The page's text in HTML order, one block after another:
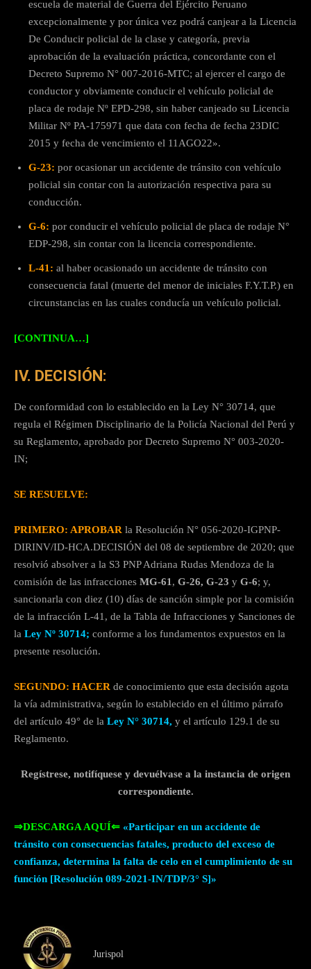
escuela de material de Guerra del Ejército Peruano
excepcionalmente y por única vez podrá canjear a la Licencia
De Conducir policial de la clase y categoría, previa
aprobación de la evaluación práctica, concordante con el
Decreto Supremo N° 007-2016-MTC; al ejercer el cargo de
conductor y obviamente conducir el vehículo policial de
placa de rodaje Nº EPD-298, sin haber canjeado su Licencia
Militar Nº PA-175971 que data con fecha de fecha 23DIC
2015 y fecha de vencimiento el 11AGO22».
G-23: por ocasionar un accidente de tránsito con vehículo
policial sin contar con la autorización respectiva para su
conducción.
G-6: por conducir el vehículo policial de placa de rodaje N°
EDP-298, sin contar con la licencia correspondiente.
L-41: al haber ocasionado un accidente de tránsito con
consecuencia fatal (muerte del menor de iniciales F.Y.T.P.) en
circunstancias en las cuales conducía un vehículo policial.
[CONTINUA…]
IV. DECISIÓN:
De conformidad con lo establecido en la Ley N° 30714, que
regula el Régimen Disciplinario de la Policía Nacional del Perú y
su Reglamento, aprobado por Decreto Supremo N° 003-2020-
IN;
SE RESUELVE:
PRIMERO: APROBAR la Resolución N° 056-2020-IGPNP-
DIRINV/ID-HCA.DECISIÓN del 08 de septiembre de 2020; que
resolvió absolver a la S3 PNP Adriana Rudas Mendoza de la
comisión de las infracciones MG-61 , G-26, G-23 y G-6; y,
sancionarla con diez (10) días de sanción simple por la comisión
de la infracción L-41, de la Tabla de Infracciones y Sanciones de
la Ley Nº 30714; conforme a los fundamentos expuestos en la
presente resolución.
SEGUNDO: HACER de conocimiento que esta decisión agota
la vía administrativa, según lo establecido en el último párrafo
del artículo 49° de la Ley N° 30714, y el artículo 129.1 de su
Reglamento.
Regístrese, notifíquese y devuélvase a la instancia de origen
correspondiente.
⇒DESCARGA AQUÍ⇐ «Participar en un accidente de
tránsito con consecuencias fatales, producto del exceso de
confianza, determina la falta de celo en el cumplimiento de su
función [Resolución 089-2021-IN/TDP/3° S]»
Jurispol